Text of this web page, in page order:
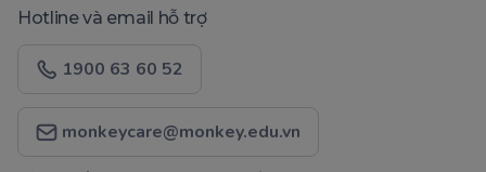
Hotline và email hỗ trợ
1900 63 60 52
monkeycare@monkey.edu.vn